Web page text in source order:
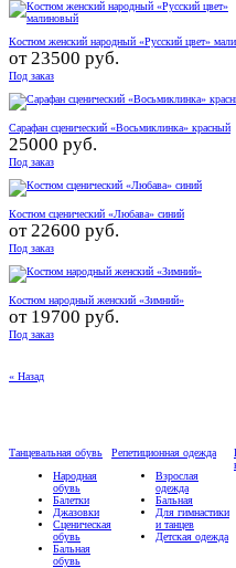
Костюм женский народный «Русский цвет»
от23500 руб.
Под заказ
Сарафан сценический «Восьмиклинка» красный
25000 руб.
Под заказ
Костюм сценический «Любава» синий
от22600 руб.
Под заказ
Костюм народный женский «Зимний»
от 19700 руб.
Под заказ
« Назад
Танцевальная обувь
Народная
обувь
Балетки
Джазовки
Сценическая
обувь
Бальная
обувь
Репетиционная одежда
Взрослая
одежда
Бальная
Для гимнастики
и танцев
Детская одежда